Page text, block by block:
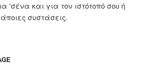
‘σένα και για τον ιστότοπό σου ή
συστάσεις.